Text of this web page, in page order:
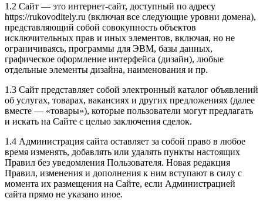
1.2 Сайт — это интернет-сайт, доступный по адресу
https://rukovoditely.ru (включая все следующие уровни домена),
представляющий собой совокупность объектов
исключительных прав и иных элементов, включая, но не
ограничиваясь, программы для ЭВМ, базы данных,
графическое оформление интерфейса (дизайн), любые
отдельные элементы дизайна, наименования и пр.
1.3 Сайт представляет собой электронный каталог объявлений
об услугах, товарах, вакансиях и других предложениях (далее
вместе — «товары»), которые пользователи могут предлагать
и искать на Сайте с целью заключения сделок.
1.4 Администрация сайта оставляет за собой право в любое
время изменять, добавлять или удалять пункты настоящих
Правил без уведомления Пользователя. Новая редакция
Правил, изменения и дополнения к ним вступают в силу с
момента их размещения на Сайте, если Администрацией
сайта прямо не указано иное.